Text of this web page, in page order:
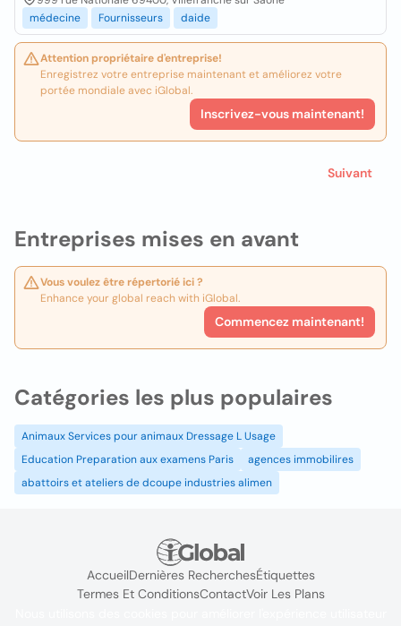
Entreprises mises en avant
Vous voulez être répertorié ici ?
Enhance your global reach with iGlobal.
Commencez maintenant!
médecine
Fournisseurs daide
Attention propriétaire d'entreprise!
Enregistrez votre entreprise maintenant et améliorez votre
portée mondiale avec iGlobal.
Inscrivez-vous maintenant!
Suivant
Catégories les plus populaires
Animaux Services pour animaux Dressage L Usage
Education Preparation aux examens Paris
agences immobilires
abattoirs et ateliers de dcoupe industries alimen
AccueilDernières RecherchesÉtiquettes
Termes Et ConditionsContactVoir Les Plans